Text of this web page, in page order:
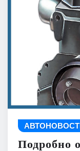
Подробно